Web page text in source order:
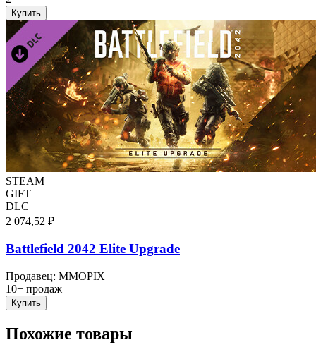
Купить
STEAM
GIFT
DLC
2 074,52 ₽
Battlefield 2042 Elite Upgrade
Продавец: MMOPIX
10+ продаж
Купить
Похожие товары